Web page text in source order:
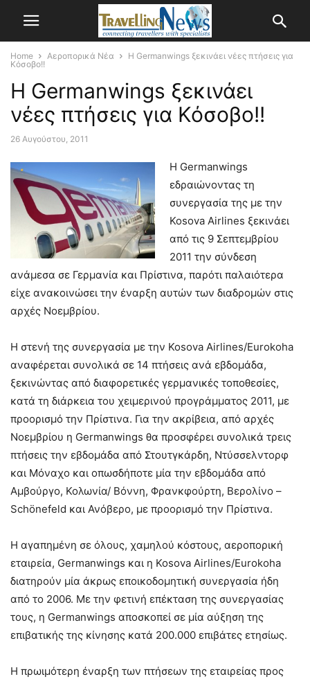
Home Αεροπορικά Νέα
H Germanwings ξεκινάει νέες πτήσεις για
Κόσοβο!!
H Germanwings ξεκινάει
νέες πτήσεις για Κόσοβο!!
26 Αυγούστου, 2011
Η Germanwings
εδραιώνοντας τη
συνεργασία της με την
Kosova Airlines ξεκινάει
από τις 9 Σεπτεμβρίου
2011 την σύνδεση
ανάμεσα σε Γερμανία και Πρίστινα, παρότι παλαιότερα
είχε ανακοινώσει την έναρξη αυτών των διαδρομών στις
αρχές Νοεμβρίου.
Η στενή της συνεργασία με την Kosova Airlines/Eurokoha
αναφέρεται συνολικά σε 14 πτήσεις ανά εβδομάδα,
ξεκινώντας από διαφορετικές γερμανικές τοποθεσίες,
κατά τη διάρκεια του χειμερινού προγράμματος 2011, με
προορισμό την Πρίστινα. Για την ακρίβεια, από αρχές
Νοεμβρίου η Germanwings θα προσφέρει συνολικά τρεις
πτήσεις την εβδομάδα από Στουτγκάρδη, Ντύσσελντορφ
και Μόναχο και οπωσδήποτε μία την εβδομάδα από
Αμβούργο, Κολωνία/ Βόννη, Φρανκφούρτη, Βερολίνο –
Schönefeld και Ανόβερο, με προορισμό την Πρίστινα.
Η αγαπημένη σε όλους, χαμηλού κόστους, αεροπορική
εταιρεία, Germanwings και η Kosova Airlines/Eurokoha
διατηρούν μία άκρως εποικοδομητική συνεργασία ήδη
από το 2006. Με την φετινή επέκταση της συνεργασίας
τους, η Germanwings αποσκοπεί σε μία αύξηση της
επιβατικής της κίνησης κατά 200.000 επιβάτες ετησίως.
Η πρωιμότερη έναρξη των πτήσεων της εταιρείας προς